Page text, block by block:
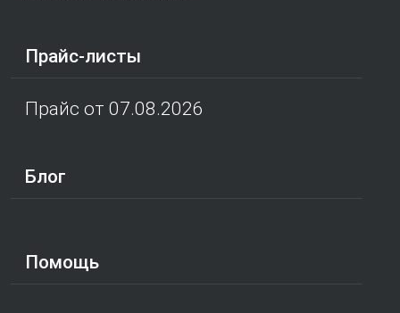
Прайс-листы
Прайс от 07.08.2026
Блог
Помощь